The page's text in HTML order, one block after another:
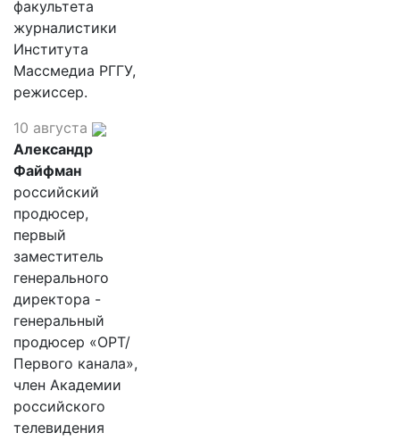
факультета
журналистики
Института
Массмедиа РГГУ,
режиссер.
10 августа
Александр
Файфман
российский
продюсер,
первый
заместитель
генерального
директора -
генеральный
продюсер «ОРТ/
Первого канала»,
член Академии
российского
телевидения